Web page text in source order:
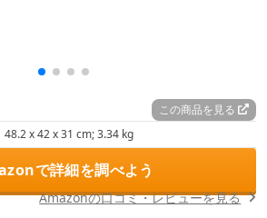
この商品を見る
‎48.2 x 42 x 31 cm; 3.34 kg
で詳細を調べよう
Amazonの口コミ・レビューを見る